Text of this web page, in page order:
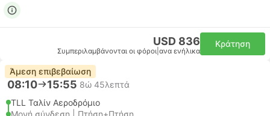
USD 836
Συμπεριλαμβάνονται οι φόροι ανα ενήλικα
Κράτηση
Άμεση επιβεβαίωση
08:10 15:55 8ώ 45λεπτά
TLL Ταλίν Αεροδρόμιο
Μονή σύνδεση | Πτήση+Πτήση